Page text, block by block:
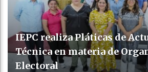
IEPC realiza Pláticas de
Técnica en materia de
Electoral